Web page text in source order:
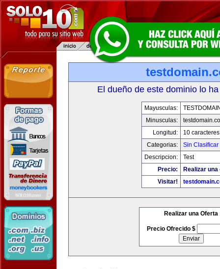
El dueño de este dominio lo
Mayusculas:
Minusculas:
Longitud:
10 caracteres
Categorias:
Sin Clasificar
Descripcion:
Test
Precio:
Realizar
Visitar!
Realizar una Oferta
Precio Ofrecido $